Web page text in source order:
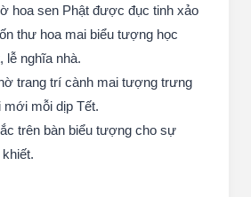
hoa sen Phật được đục tinh xảo
thư hoa mai biểu tượng học
lễ nghĩa nhà.
trang trí cành mai tượng trưng
mỗi dịp Tết.
trên bàn biểu tượng cho sự